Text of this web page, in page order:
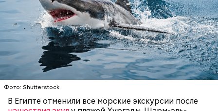
Фото: Shutterstock
В Египте отменили все морские экскурсии после
— Очень много случаев зарегистрировано, когда
акулы атаковали небольшие суда с надувными
пассажиры таких плавательных средств